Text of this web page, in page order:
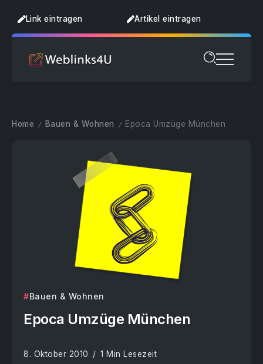
Link eintragen Artikel eintragen
Home / Bauen & Wohnen / Epoca Umzüge München
Bauen & Wohnen
Epoca Umzüge München
8. Oktober 2010 1 Min Lesezeit